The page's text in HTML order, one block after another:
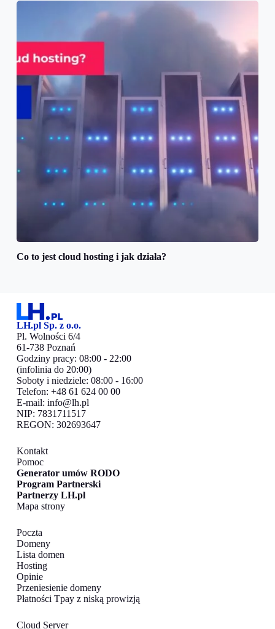
Co to jest cloud hosting i jak działa?
LH.pl Sp. z o.o.
Pl. Wolności 6/4
61-738 Poznań
Godziny pracy: 08:00 - 22:00
(infolinia do 20:00)
Soboty i niedziele: 08:00 - 16:00
Telefon: +48 61 624 00 00
E-mail: info@lh.pl
NIP: 7831711517
REGON: 302693647
Kontakt
Pomoc
Generator umów RODO
Program Partnerski
Partnerzy LH.pl
Mapa strony
Poczta
Domeny
Lista domen
Hosting
Opinie
Przeniesienie domeny
Płatności Tpay z niską prowizją
Cloud Server